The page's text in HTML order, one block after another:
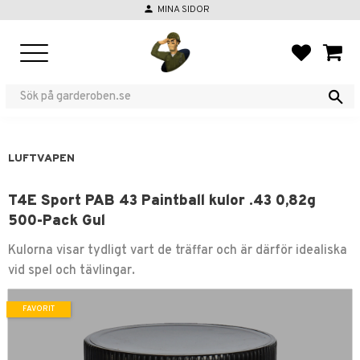
person MINA SIDOR
LUFTVAPEN
T4E Sport PAB 43 Paintball kulor .43 0,82g
500-Pack Gul
Kulorna visar tydligt vart de träffar och är därför idealiska
vid spel och tävlingar.
FAVORIT